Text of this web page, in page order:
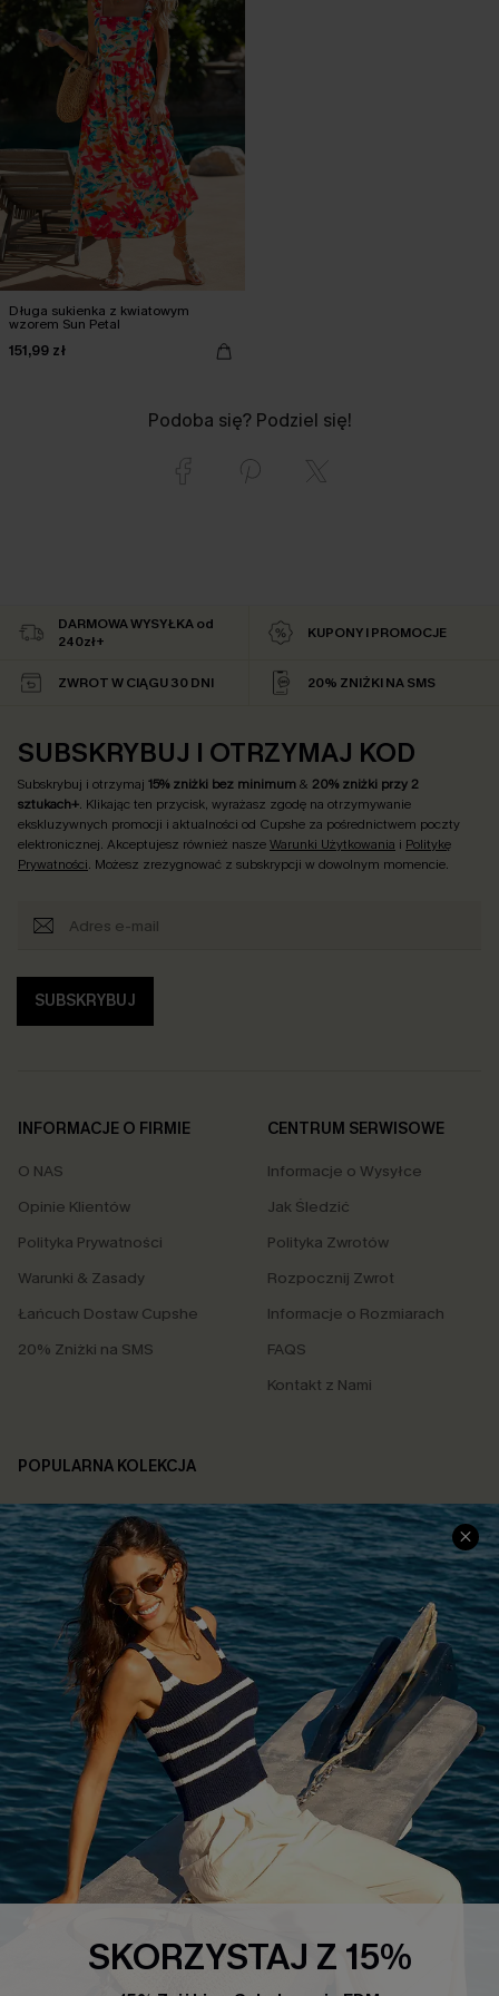
Długa sukienka z kwiatowym
wzorem Sun Petal
151,99 zł
Podoba się? Podziel się!
DARMOWA WYSYŁKA od
240zł+
KUPONY I PROMOCJE
ZWROT W CIĄGU 30 DNI 20% ZNIŻKI NA SMS
SUBSKRYBUJ I OTRZYMAJ KOD
Subskrybuj i otrzymaj 15% zniżki bez minimum& 20% zniżki przy 2
sztukach+. Klikając ten przycisk, wyrażasz zgodę na otrzymywanie
ekskluzywnych promocji i aktualności od Cupshe za pośrednictwem poczty
elektronicznej. Akceptujesz również naszeWarunki Użytkowania i Politykę
Prywatności. Możesz zrezygnować z subskrypcji w dowolnym momencie.
SUBSKRYBUJ
INFORMACJE O FIRMIE
O NAS
Opinie Klientów
Polityka Prywatności
Warunki & Zasady
Łańcuch Dostaw Cupshe
20% Zniżki na SMS
CENTRUM SERWISOWE
Informacje o Wysyłce
Jak Śledzić
Polityka Zwrotów
Rozpocznij Zwrot
Informacje o Rozmiarach
FAQS
Kontakt z Nami
POPULARNA KOLEKCJA
Sale
Nowości
Modne Sukienki
Niezbędnik na Wakacje
Miękka Dzianina
Kontroli Brzucha
Wysokim Stanem
4.4
OBSERWUJ NAS NA
SKORZYSTAJ Z 15%